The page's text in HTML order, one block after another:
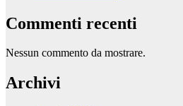
Commenti recenti
Nessun commento da mostrare.
Archivi